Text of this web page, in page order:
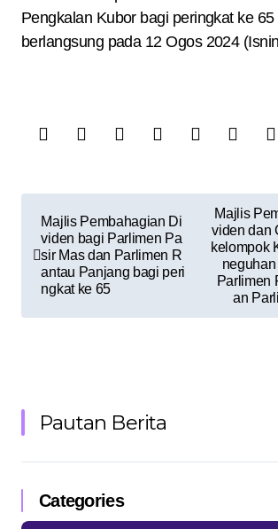
Pengkalan Kubor bagi peringkat ke 65
berlangsung pada 12 Ogos 2024
Majlis Pembahagian Di
viden bagi Parlimen Pa
sir Mas dan Parlimen R
antau Panjang bagi peri
ngkat ke 65
Majlis
viden dan
kelompok
Parlimen
an
Pautan Berita
Categories